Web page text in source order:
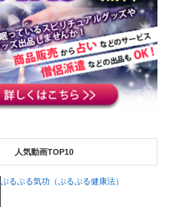
人気動画TOP10
ぷるぷる気功（ぷるぷる健康法）